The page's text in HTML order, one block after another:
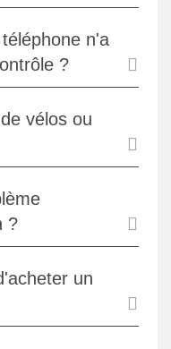
n'a
?
vélos ou
?
un